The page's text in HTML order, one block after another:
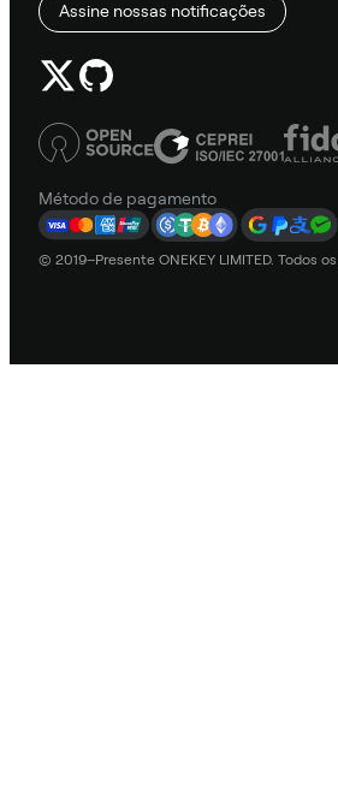
Assine nossas notificações
Método de pagamento
© 2019–Presente ONEKEY LIMITED. Todos